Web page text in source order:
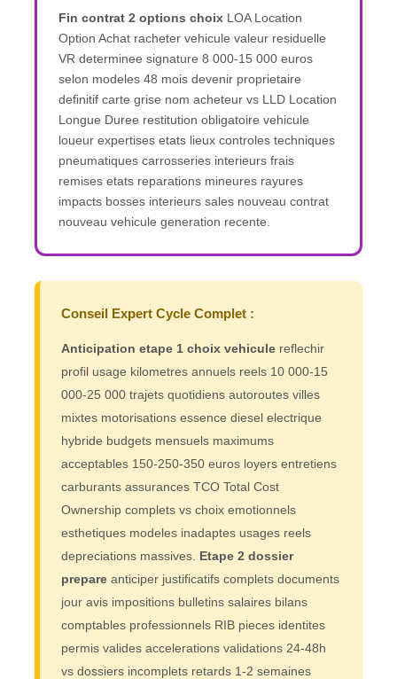
Fin contrat 2 options choix LOA Location
Option Achat racheter vehicule valeur residuelle
VR determinee signature 8 000-15 000 euros
selon modeles 48 mois devenir proprietaire
definitif carte grise nom acheteur vs LLD Location
Longue Duree restitution obligatoire vehicule
loueur expertises etats lieux controles techniques
pneumatiques carrosseries interieurs frais
remises etats reparations mineures rayures
impacts bosses interieurs sales nouveau contrat
nouveau vehicule generation recente.
Conseil Expert Cycle Complet :
Anticipation etape 1 choix vehicule reflechir
profil usage kilometres annuels reels 10 000-15
000-25 000 trajets quotidiens autoroutes villes
mixtes motorisations essence diesel electrique
hybride budgets mensuels maximums
acceptables 150-250-350 euros loyers entretiens
carburants assurances TCO Total Cost
Ownership complets vs choix emotionnels
esthetiques modeles inadaptes usages reels
depreciations massives. Etape 2 dossier
prepare anticiper justificatifs complets documents
jour avis impositions bulletins salaires bilans
comptables professionnels RIB pieces identites
permis valides accelerations validations 24-48h
vs dossiers incomplets retards 1-2 semaines